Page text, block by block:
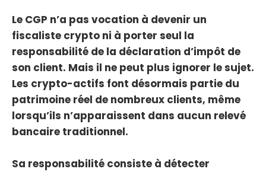
Le CGP n’a pas vocation à devenir un
fiscaliste crypto ni à porter seul la
responsabilité de la déclaration d’impôt de
son client. Mais il ne peut plus ignorer le sujet.
Les crypto-actifs font désormais partie du
patrimoine réel de nombreux clients, même
lorsqu’ils n’apparaissent dans aucun relevé
bancaire traditionnel.
Sa responsabilité consiste à détecter